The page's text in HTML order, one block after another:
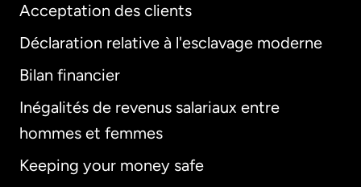
Acceptation des clients
Déclaration relative à l'esclavage moderne
Bilan financier
Inégalités de revenus salariaux entre
hommes et femmes
Keeping your money safe
International
Allemagne